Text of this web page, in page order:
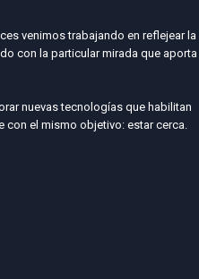
venimos trabajando en reflejear la
con la particular mirada que aporta
nuevas tecnologías que habilitan
el mismo objetivo: estar cerca.